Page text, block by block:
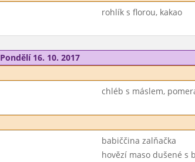
rohlík s florou, kakao
Pondělí 16. 10. 2017
chléb s máslem,
babiččina zalňačka
hovězí maso dušené s